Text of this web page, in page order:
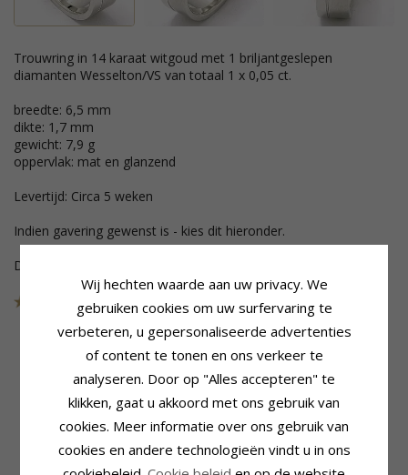
trouwring in 14 karaat witgoud met 1 briljantgeslepen
diamanten Wesselton/VS van totaal 1 x 0,05 ct.
breedte: 6,5 mm
dikte: 1,7 mm
gewicht: 7,9 g
oppervlak: mat en glanzend
Levertijd: Circa 5 weken
Indien gavering gewenst is - kies dit hieronder.
Art.nr. 47634W65 LAATSTE
Productinformatie
Bijvoeglijk Naamwoord:
Mat En Glanzend
Steen:Diamant
Steen
Aantal: 1
Slijpsel:
Briljantgeslepen
Diamant
Diamant Kleur: Wesselton
Wij hechten waarde aan uw privacy. We
gebruiken cookies om uw surfervaring te
verbeteren, u gepersonaliseerde advertenties
of content te tonen en ons verkeer te
analyseren. Door op "Alles accepteren" te
klikken, gaat u akkoord met ons gebruik van
cookies. Meer informatie over ons gebruik van
cookies en andere technologieën vindt u in ons